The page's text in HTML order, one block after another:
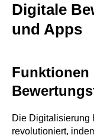
Digitale
und Apps
Funktionen
Die Digitalisierung
revolutioniert,